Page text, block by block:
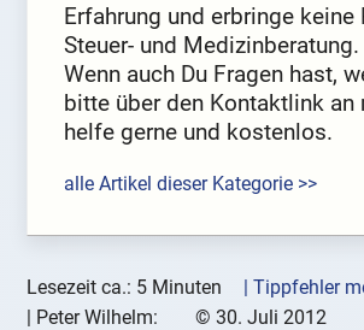
Erfahrung und erbringe keine
Steuer- und Medizinberatung.
Wenn auch Du Fragen hast,
bitte über den Kontaktlink an
helfe gerne und kostenlos.
alle Artikel dieser Kategorie >>
Lesezeit ca.: 5 Minuten
| Tippfehler
| Peter Wilhelm: © 30. Juli 2012